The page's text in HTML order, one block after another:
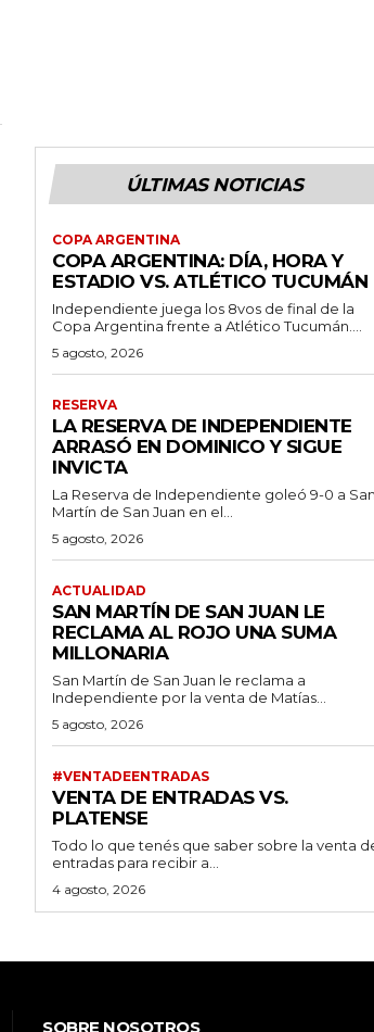
ÚLTIMAS NOTICIAS
COPA ARGENTINA
COPA ARGENTINA: DÍA, HORA Y
ESTADIO VS. ATLÉTICO TUCUMÁN
Independiente juega los 8vos de final de la
Copa Argentina frente a Atlético Tucumán....
5 agosto, 2026
RESERVA
LA RESERVA DE INDEPENDIENTE
ARRASÓ EN DOMINICO Y SIGUE
INVICTA
La Reserva de Independiente goleó 9-0 a San
Martín de San Juan en el...
5 agosto, 2026
ACTUALIDAD
SAN MARTÍN DE SAN JUAN LE
RECLAMA AL ROJO UNA SUMA
MILLONARIA
San Martín de San Juan le reclama a
Independiente por la venta de Matías...
5 agosto, 2026
#VENTADEENTRADAS
VENTA DE ENTRADAS VS.
PLATENSE
Todo lo que tenés que saber sobre la venta
entradas para recibir a...
4 agosto, 2026
SOBRE NOSOTROS